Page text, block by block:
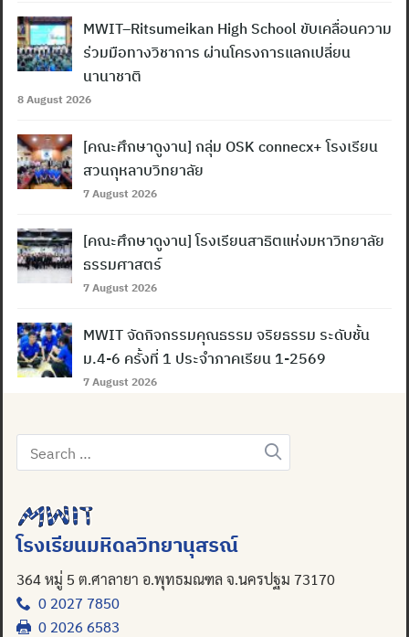
Search
for:
MWIT–Ritsumeikan High School ขับเคลื่อนความ
ร่วมมือทางวิชาการ ผ่านโครงการแลกเปลี่ยน
นานาชาติ
8 August 2026
[คณะศึกษาดูงาน] กลุ่ม OSK connecx+ โรงเรียน
สวนกุหลาบวิทยาลัย
7 August 2026
[คณะศึกษาดูงาน] โรงเรียนสาธิตแห่งมหาวิทยาลัย
ธรรมศาสตร์
7 August 2026
MWIT จัดกิจกรรมคุณธรรม จริยธรรม ระดับชั้น
ม.4-6 ครั้งที่ 1 ประจำภาคเรียน 1-2569
7 August 2026
Search
for:
โรงเรียนมหิดลวิทยานุสรณ์
364 หมู่ 5 ต.ศาลายา อ.พุทธมณฑล จ.นครปฐม 73170
0 2027 7850
0 2026 6583